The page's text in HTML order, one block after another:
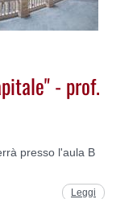
- prof.
presso l'aula B
Leggi